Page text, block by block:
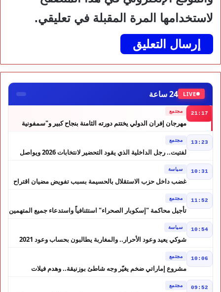
لاستخدامها المرة المقبلة في تعليقي.
LIVE 24 ساعة
21:17 مجتمع
مهرجان إفران الدولي يختتم دورته الثامنة بنجاح كبير و"سمفونية
13:23 مجتمع
لفتيت.. رجل الداخلية الذي يقود التحضير لانتخابات 2026 ويواصل
10:31 سياسة
غضب داخل حزب الاستقلال بالحسيمة بسبب تفويض مضيان اقتراح
11:52 مجتمع
تأجيل محاكمة "إسكوبار الصحراء" استئنافياً واستدعاء جميع المتهمين
10:54 سياسة
شوكي يعيد وعود الأحرار.. والمغاربة يطالبون بحساب وعود 2021
10:06 مجتمع
مشروع إماراتي ضخم يغيّر وجه شاطئ بوزنيقة.. وهدم فيلات
09:52 مجتمع